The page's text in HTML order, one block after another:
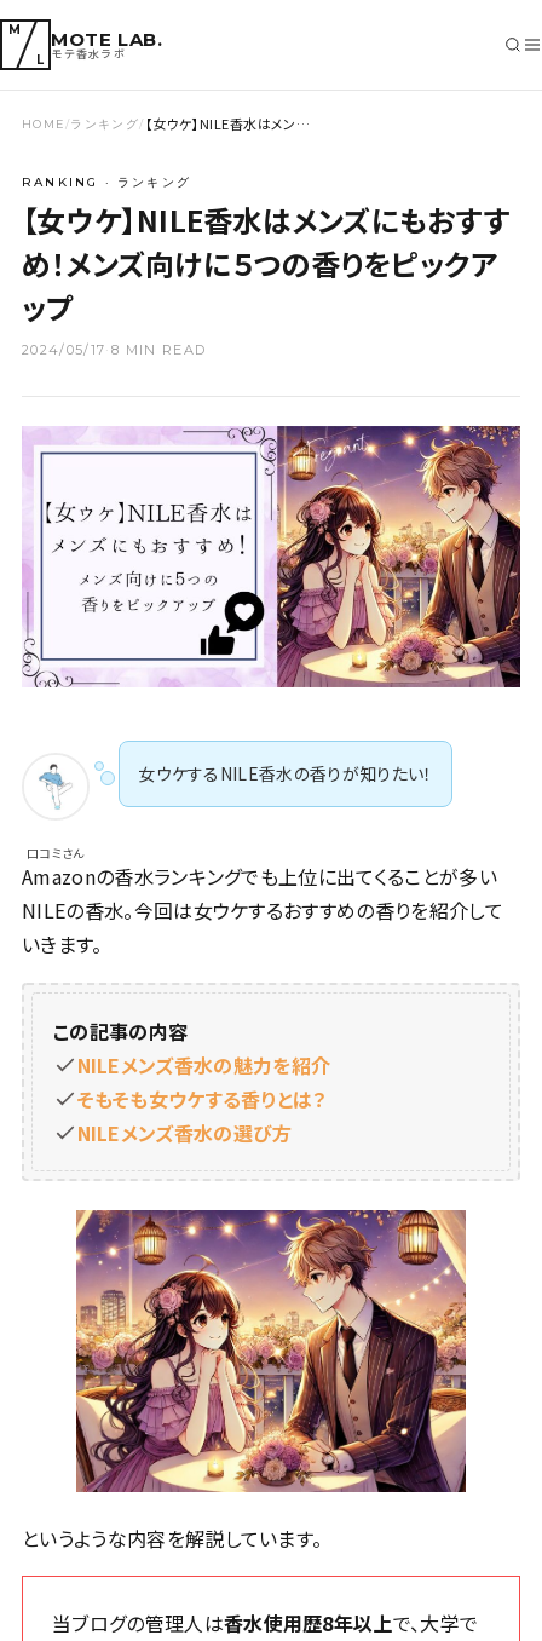
M
L
MOTE LAB.
モテ香水ラボ
HOME /ランキング/ 【女ウケ】NILE香水はメン…
RANKING · ランキング
【女ウケ】NILE香水はメンズにもおすす
め！メンズ向けに５つの香りをピックア
ップ
2024/05/17·8 MIN READ
口コミさん
女ウケするNILE香水の香りが知りたい！
Amazonの香水ランキングでも上位に出てくることが多い
NILEの香水。今回は女ウケするおすすめの香りを紹介して
いきます。
この記事の内容
NILEメンズ香水の魅力を紹介
そもそも女ウケする香りとは？
NILEメンズ香水の選び方
というような内容を解説しています。
当ブログの管理人は香水使用歴8年以上で、大学で